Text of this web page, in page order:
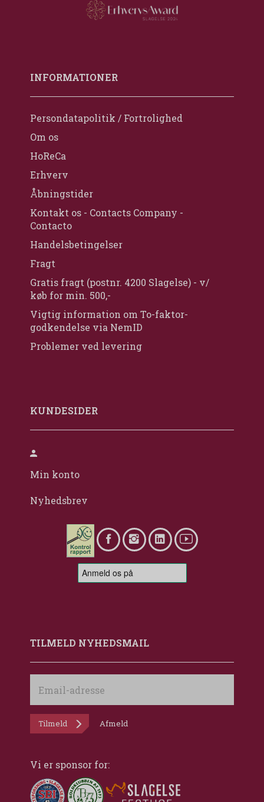
INFORMATIONER
Persondatapolitik / Fortrolighed
Om os
HoReCa
Erhverv
Åbningstider
Kontakt os - Contacts Company -
Contacto
Handelsbetingelser
Fragt
Gratis fragt (postnr. 4200 Slagelse) - v/
køb for min. 500,-
Vigtig information om To-faktor-
godkendelse via NemID
Problemer ved levering
KUNDESIDER
Min konto
Nyhedsbrev
TILMELD NYHEDSMAIL
adresse
Tilmeld Afmeld
Vi er sponsor for: